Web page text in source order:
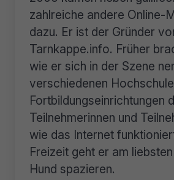
zahlreiche andere Online-
dazu. Er ist der Gründer
Tarnkappe.info. Früher
wie er sich in der Szene
verschiedenen
Fortbildungseinrichtungen
Teilnehmerinnen und
wie das Internet
Freizeit geht er am
Hund spazieren.